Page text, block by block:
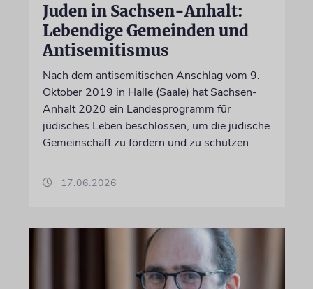
Juden in Sachsen-Anhalt:
Lebendige Gemeinden und
Antisemitismus
Nach dem antisemitischen Anschlag vom 9.
Oktober 2019 in Halle (Saale) hat Sachsen-
Anhalt 2020 ein Landesprogramm für
jüdisches Leben beschlossen, um die jüdische
Gemeinschaft zu fördern und zu schützen
17.06.2026